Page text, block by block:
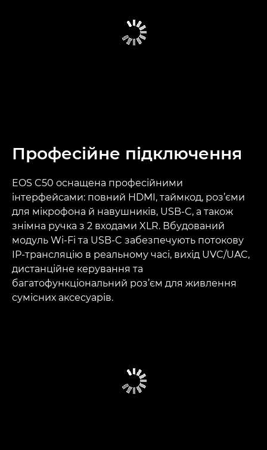
Професійне підключення
EOS C50 оснащена професійними
інтерфейсами: повний HDMI, таймкод, роз’єми
для мікрофона й навушників, USB-C, а також
знімна ручка з 2 входами XLR. Вбудований
модуль Wi-Fi та USB-C забезпечують потокову
IP-трансляцію в реальному часі, вихід UVC/UAC,
дистанційне керування та
багатофункціональний роз’єм для живлення
сумісних аксесуарів.